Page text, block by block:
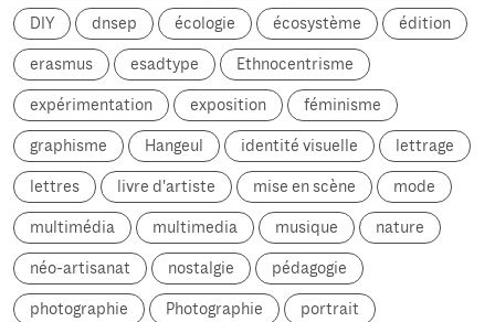
DIY dnsep écologie écosystème édition
erasmus esadtype Ethnocentrisme
expérimentation exposition féminisme
graphisme Hangeul identité visuelle lettrage
lettres livre d'artiste mise en scène mode
multimédia multimedia musique nature
néo-artisanat nostalgie pédagogie
photographie Photographie portrait